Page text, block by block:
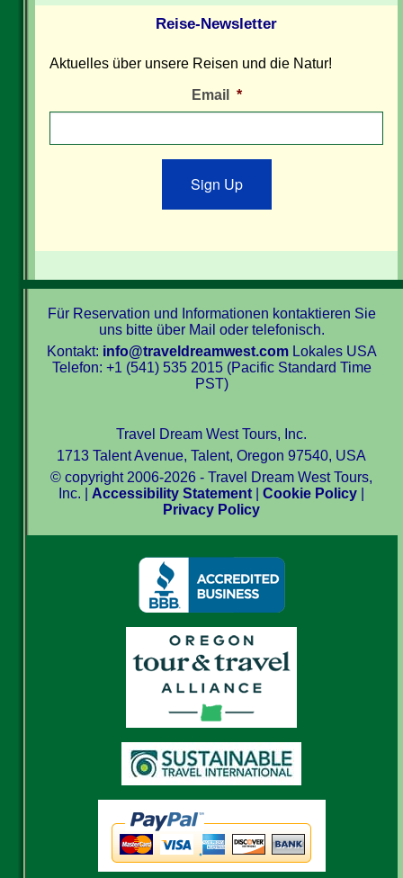
Reise-Newsletter
Aktuelles über unsere Reisen und die Natur!
Email *
Sign Up
Für Reservation und Informationen kontaktieren Sie
uns bitte über Mail oder telefonisch.
Kontakt: info@traveldreamwest.comLokales USA
Telefon: +1 (541) 535 2015 (Pacific Standard Time
PST)
Travel Dream West Tours, Inc.
1713 Talent Avenue, Talent, Oregon 97540, USA
© copyright 2006-2026 - Travel Dream West Tours,
Inc. | Accessibility Statement |Cookie Policy
Privacy Policy